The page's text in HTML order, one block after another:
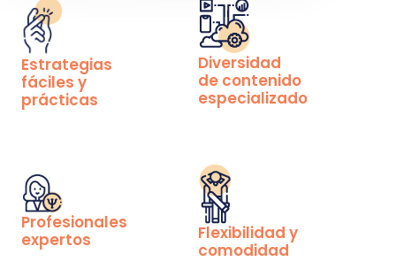
Estrategias
fáciles y
prácticas
Diversidad
de contenido
especializado
Profesionales
expertos
Flexibilidad y
comodidad